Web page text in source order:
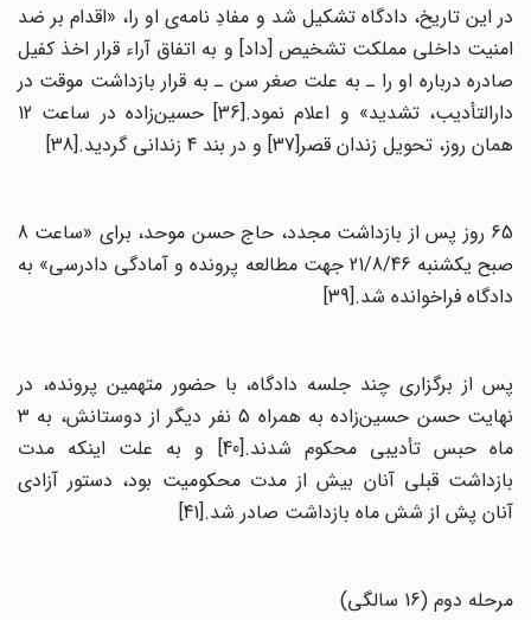
در این تاریخ، دادگاه تشکیل شد و مفادِ نامه‌ی او را، «اقدام بر ضد
امنیت داخلی مملکت تشخیص [داد] و به اتفاق آراء قرار اخذ کفیل
صادره درباره او را ـ به علت صغر سن ـ به قرار بازداشت موقت در
دارالتأدیب، تشدید» و اعلام نمود.[36] حسین‌زاده در ساعت 12
همان روز، تحویل زندان قصر[37] و در بند 4 زندانی گردید.[38]
65 روز پس از بازداشت مجدد، حاج حسن موحد، برای «ساعت 8
صبح یکشنبه 21/8/46 جهت مطالعه پرونده و آمادگی دادرسی» به
دادگاه فراخوانده شد.[39]
پس از برگزاری چند جلسه دادگاه، با حضور متهمین پرونده، در
نهایت حسن حسین‌زاده به همراه 5 نفر دیگر از دوستانش، به 3
ماه حبس تأدیبی محکوم شدند.[40] و به علت اینکه مدت
بازداشت قبلی آنان بیش از مدت محکومیت بود، دستور آزادی
آنان پش از شش ماه بازداشت صادر شد.[41]
مرحله دوم (16 سالگی)